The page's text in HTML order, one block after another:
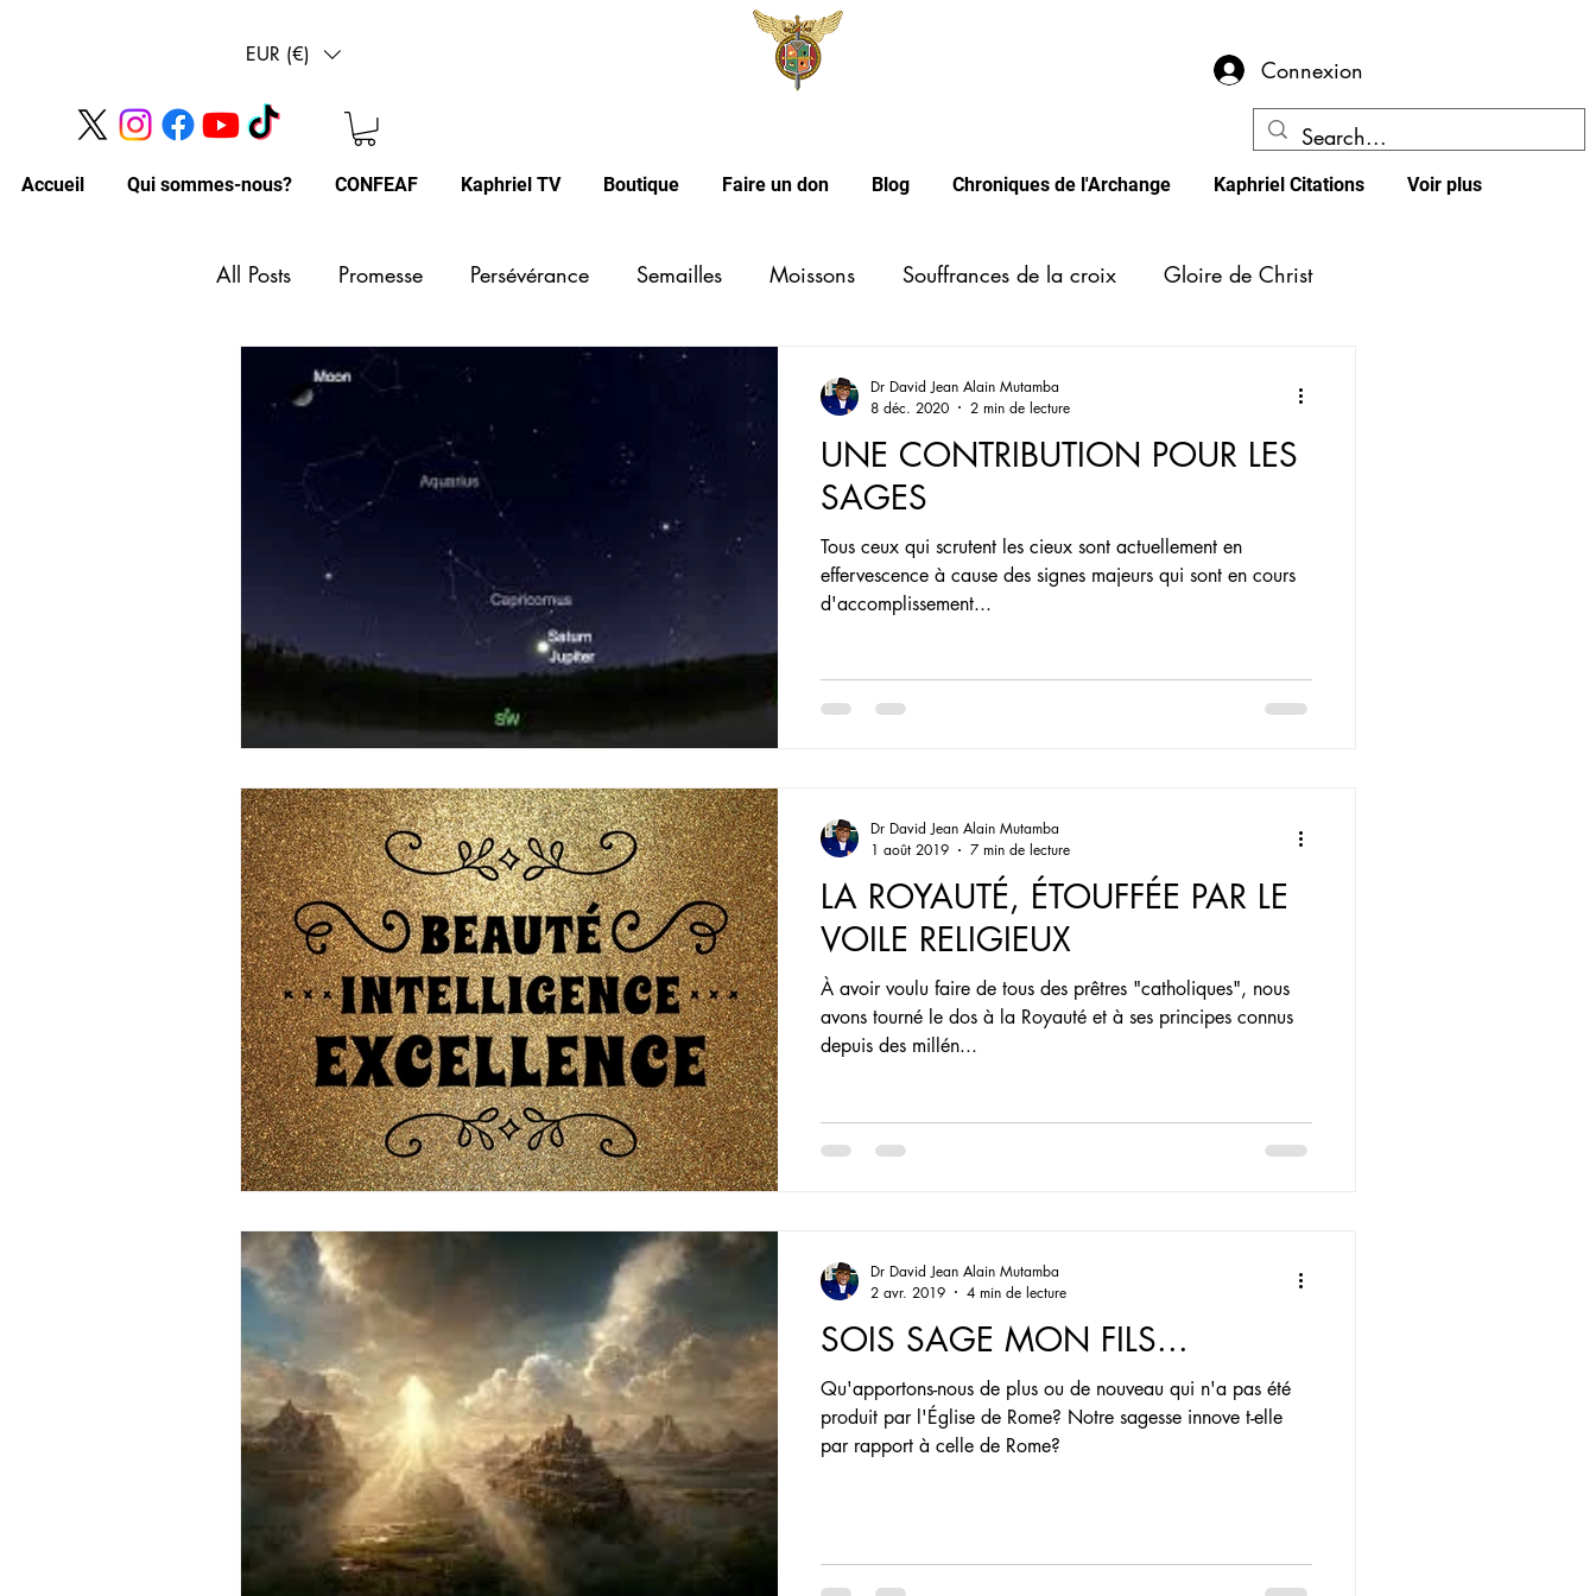
EUR (€)
Connexion
Accueil Qui sommes-nous? CONFEAF Kaphriel TV Boutique Faire un don Blog Chroniques de l'Archange Kaphriel Citations Voir plus
All Posts Promesse Persévérance Semailles Moissons Souffrances de la croix Gloire de Christ
Conseils de vie
Lecture des cieux Abondance Connaissance des nations Couple Royauté Cycles
Actualité Sagesse salut prophétique
UNE CONTRIBUTION POUR LES
SAGES
Tous ceux qui scrutent les cieux sont actuellement en
effervescence à cause des signes majeurs qui sont en cours
d'accomplissement...
Dr David Jean Alain Mutamba
8 déc. 2020
2 min de lecture
LA ROYAUTÉ, ÉTOUFFÉE PAR LE
VOILE RELIGIEUX
À avoir voulu faire de tous des prêtres "catholiques", nous
avons tourné le dos à la Royauté et à ses principes connus
depuis des millén...
Dr David Jean Alain Mutamba
1 août 2019
7 min de lecture
SOIS SAGE MON FILS...
Qu'apportons-nous de plus ou de nouveau qui n'a pas été
produit par l'Église de Rome? Notre sagesse innove t-elle
par rapport à celle de Rome?
Dr David Jean Alain Mutamba
2 avr. 2019
4 min de lecture